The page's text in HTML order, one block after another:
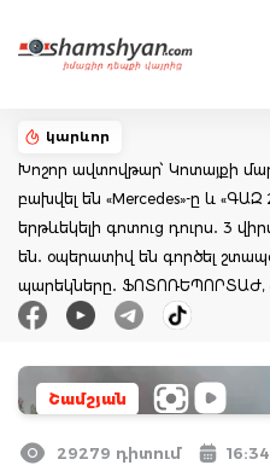
կարևոր
Խոշոր ավտովթար՝ Կոտայքի
բախվել են «Mercedes»-ը և «ԳԱԶ
երթևեկելի գոտուց դուրս․ 3
են․ օպերատիվ են գործել
պարեկները․
Շամշյան
29279 դիտում